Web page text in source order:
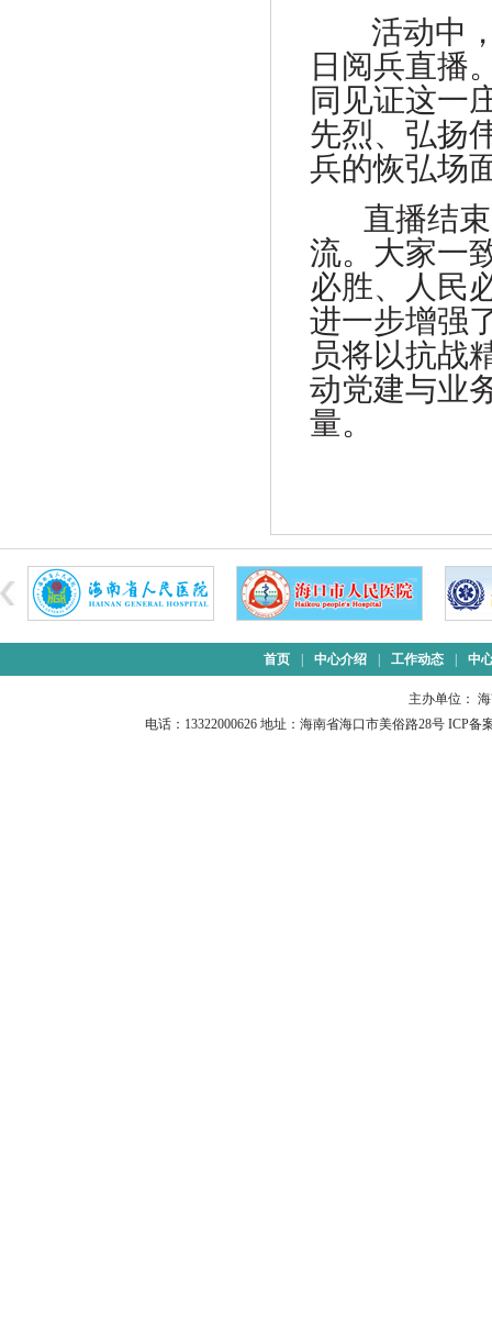
活动中
日阅兵直播
同见证这一
先烈、弘扬
兵的恢弘场
直播结
流。大家一
必胜、人民
进一步增强
员将以抗战
动党建与业
量。
首页 中心介绍 工作动态 中
主办单位：
电话：13322000626 地址：海南省海口市美俗路28号 ICP备